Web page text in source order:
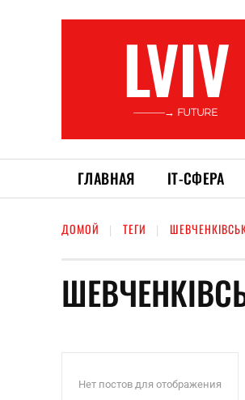
LVIV
———→ FUTURE
ГЛАВНАЯ ІТ-СФЕРА
ДОМОЙ ТЕГИ
Нет постов для отображения